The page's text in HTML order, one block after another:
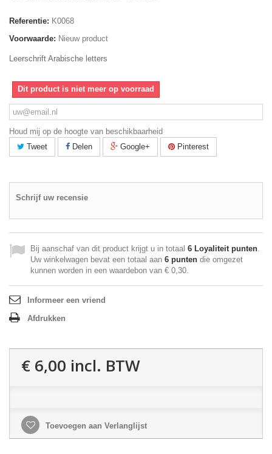
Referentie: K0068
Voorwaarde: Nieuw product
Leerschrift Arabische letters
Dit product is niet meer op voorraad
Houd mij op de hoogte van beschikbaarheid
Tweet
Delen Google+ Pinterest
Schrijf uw recensie
Bij aanschaf van dit product krijgt u in totaal 6 Loyaliteit punten.
Uw winkelwagen bevat een totaal aan 6 punten die omgezet
kunnen worden in een waardebon van € 0,30.
Informeer een vriend
Afdrukken
€ 6,00 incl. BTW
Toevoegen aan Verlanglijst